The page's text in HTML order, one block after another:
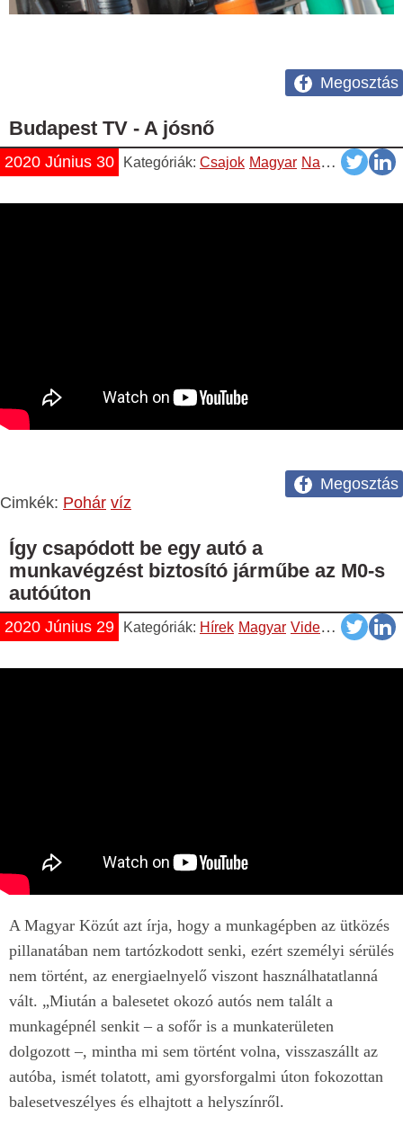
Megosztás
Budapest TV - A jósnő
2020 Június 30 Kategóriák: Csajok Magyar Napiszar
Megosztás
Cimkék: Pohár víz
Így csapódott be egy autó a
munkavégzést biztosító járműbe az M0-s
autóúton
2020 Június 29 Kategóriák: Hírek Magyar Videók YouTube
A Magyar Közút azt írja, hogy a munkagépben az ütközés
pillanatában nem tartózkodott senki, ezért személyi sérülés
nem történt, az energiaelnyelő viszont használhatatlanná
vált. „Miután a balesetet okozó autós nem talált a
munkagépnél senkit – a sofőr is a munkaterületen
dolgozott –, mintha mi sem történt volna, visszaszállt az
autóba, ismét tolatott, ami gyorsforgalmi úton fokozottan
balesetveszélyes és elhajtott a helyszínről.